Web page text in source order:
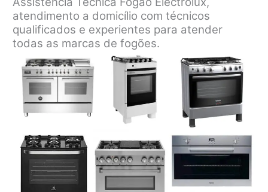
atendimento a domicílio com técnicos
qualificados e experientes para atender
todas as marcas de fogões.